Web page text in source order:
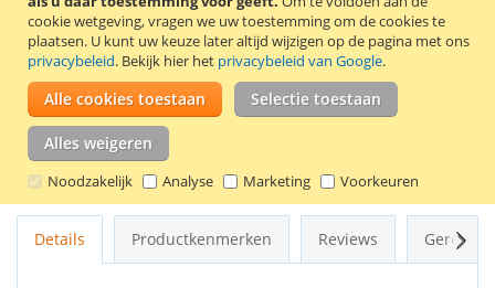
cookie wetgeving, vragen we uw toestemming om de cookies te
plaatsen. U kunt uw keuze later altijd wijzigen op de pagina met ons
privacybeleid. Bekijk hier het privacybeleid van Google.
Alle cookies toestaan Selectie toestaan
Alles weigeren
Noodzakelijk Analyse Marketing Voorkeuren
VOEG TOE AAN VERLANGLIJST
TOEVOEGEN OM TE VERGELIJKEN
Stanley FatMax VDE telefoontang met een lengte van 160 mm.
Met deze telefoontang kan veilig worden gewerkt. De
handgreep is 1000V gecertificeerd en elke handgreep is
individueel getest tot 10.000V, conform de huidige normen.
Details Productkenmerken Reviews